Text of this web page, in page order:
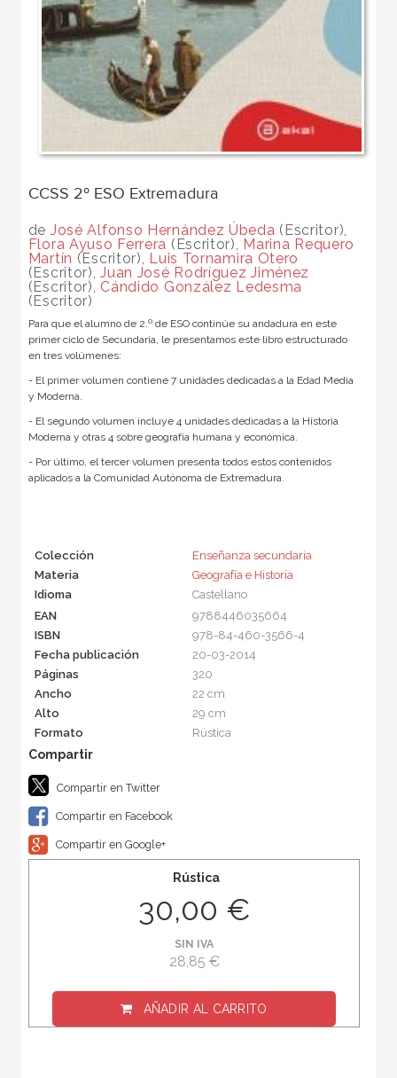
CCSS 2º ESO Extremadura
de José Alfonso Hernández Úbeda (Escritor),
Flora Ayuso Ferrera (Escritor), Marina Requero
Martín (Escritor), Luis Tornamira Otero
(Escritor),Juan José Rodríguez Jiménez
(Escritor), Cándido González Ledesma
(Escritor)
Para que el alumno de 2.º de ESO continúe su andadura en este
primer ciclo de Secundaria, le presentamos este libro estructurado
en tres volúmenes:
- El primer volumen contiene 7 unidades dedicadas a la Edad Media
y Moderna.
- El segundo volumen incluye 4 unidades dedicadas a la Historia
Moderna y otras 4 sobre geografía humana y económica.
- Por último, el tercer volumen presenta todos estos contenidos
aplicados a la Comunidad Autónoma de Extremadura.
Colección
Enseñanza secundaria
Materia
Geografía e Historia
Idioma
Castellano
EAN
9788446035664
ISBN
978-84-460-3566-4
Fecha publicación
20-03-2014
Páginas
320
Ancho
22 cm
Alto
29 cm
Formato
Rústica
Compartir en Twitter
Compartir en Facebook
Compartir en Google+
Rústica
30,00 €
SIN IVA
28,85 €
AÑADIR AL CARRITO